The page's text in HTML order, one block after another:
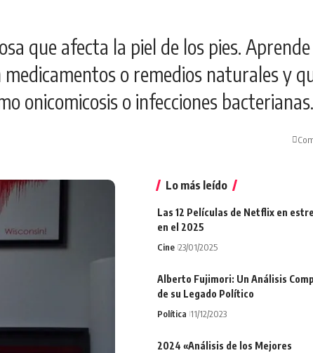
que afecta la piel de los pies.
o remedios naturales y
onicomicosis o infecciones bacterianas.
Lo más leído
Las 12 Películas de Netflix en
en el 2025
Cine 23/01/2025
Alberto Fujimori: Un Análisis
de su Legado Político
Política 11/12/2023
2024 «Análisis de los Mejores